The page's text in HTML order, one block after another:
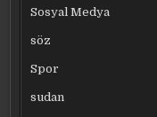
Sosyal Medya
söz
Spor
sudan